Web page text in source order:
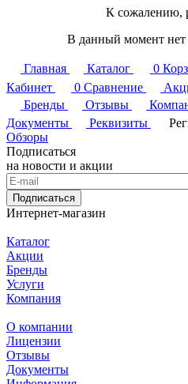
К сожалению,
В данный момент нет
Главная Каталог 0
Кабинет
0 Сравнение
Бренды
Отзывы
Документы
Реквизиты
Обзоры
Подписаться
на новости и акции
Подписаться
Интернет-магазин
Каталог
Акции
Бренды
Услуги
Компания
О компании
Лицензии
Отзывы
Документы